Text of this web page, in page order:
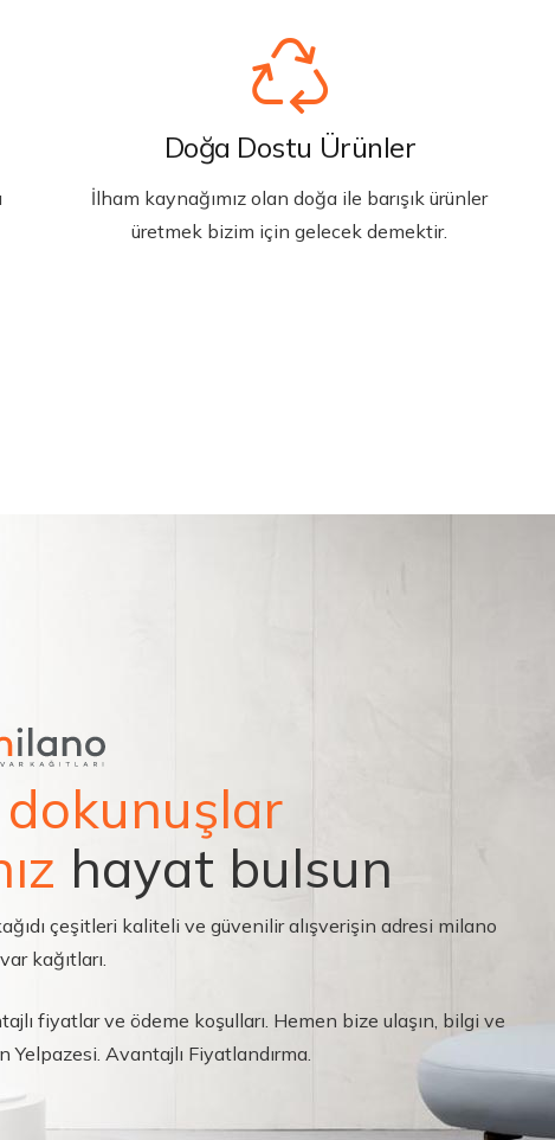
Doğa Dostu Ürünler
İlham kaynağımız olan doğa ile barışık ürünler
üretmek bizim için gelecek demektir.
dokunuşlar
hayat bulsun
çeşitleri kaliteli ve güvenilir alışverişin adresi milano
kağıtları.
fiyatlar ve ödeme koşulları. Hemen bize ulaşın, bilgi ve
Yelpazesi. Avantajlı Fiyatlandırma.